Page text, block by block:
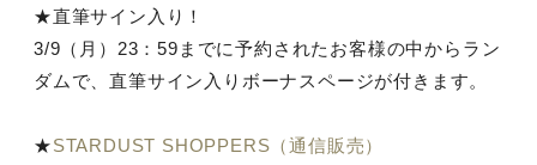
★直筆サイン入り！
3/9（月）23：59までに予約されたお客様の中からラン
ダムで、直筆サイン入りボーナスページが付きます。
★STARDUST SHOPPERS（通信販売）